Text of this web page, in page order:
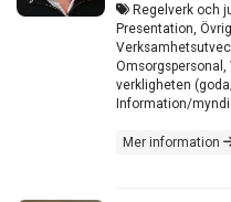
Regelverk och
Presentation,
Omsorgspersonal,
verkligheten
Information/
Mer information